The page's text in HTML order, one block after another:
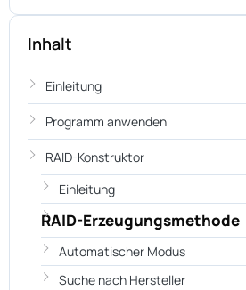
Inhalt
Einleitung
Programm anwenden
RAID-Konstruktor
Einleitung
RAID-Erzeugungsmethode
Automatischer Modus
Suche nach Hersteller